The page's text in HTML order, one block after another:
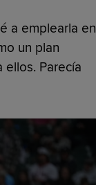
a emplearla en
un plan
Parecía